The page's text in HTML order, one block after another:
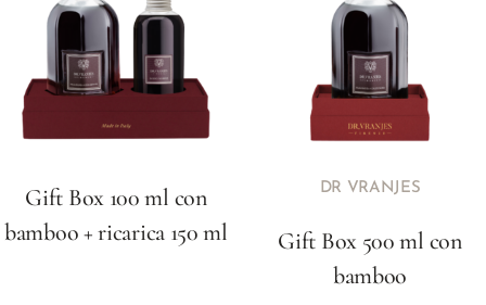
Gift Box 100 ml con
bamboo + ricarica 150 ml
DR VRANJES
Gift Box 500 ml con
bamboo